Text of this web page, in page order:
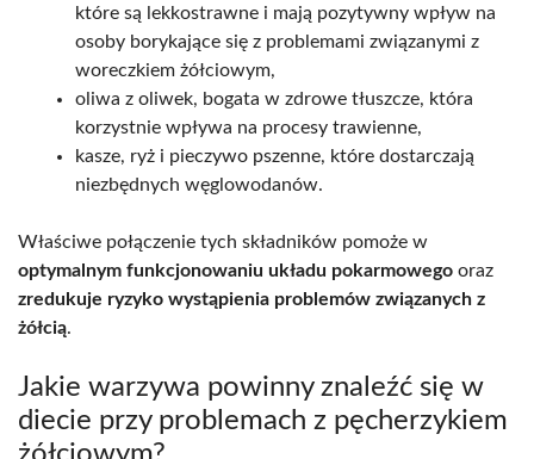
które są lekkostrawne i mają pozytywny wpływ na
osoby borykające się z problemami związanymi z
woreczkiem żółciowym,
oliwa z oliwek, bogata w zdrowe tłuszcze, która
korzystnie wpływa na procesy trawienne,
kasze, ryż i pieczywo pszenne, które dostarczają
niezbędnych węglowodanów.
Właściwe połączenie tych składników pomoże w
optymalnym funkcjonowaniu układu pokarmowego oraz
zredukuje ryzyko wystąpienia problemów związanych z
żółcią.
Jakie warzywa powinny znaleźć się w
diecie przy problemach z pęcherzykiem